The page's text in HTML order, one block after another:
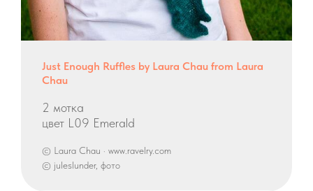
Just Enough Ruffles by Laura Chau from Laura
Chau
2 мотка
цвет L09 Emerald
© Laura Chau · www.ravelry.com
© juleslunder, фото